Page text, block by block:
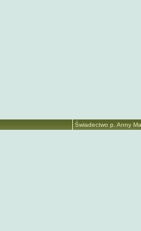
Świadectwo p. Anny